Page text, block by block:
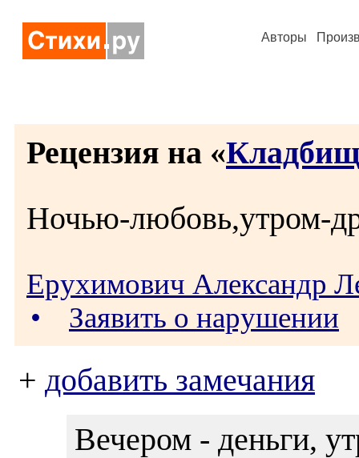
Авторы
Рецензия на «
Ночью-любовь,утром-
Ерухимович Александр
•
Заявить о нарушении
+ добавить замечания
Вечером - деньги,